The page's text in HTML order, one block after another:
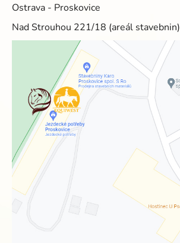
Ostrava - Proskovice
Nad Strouhou 221/18 (areál stavebnin)